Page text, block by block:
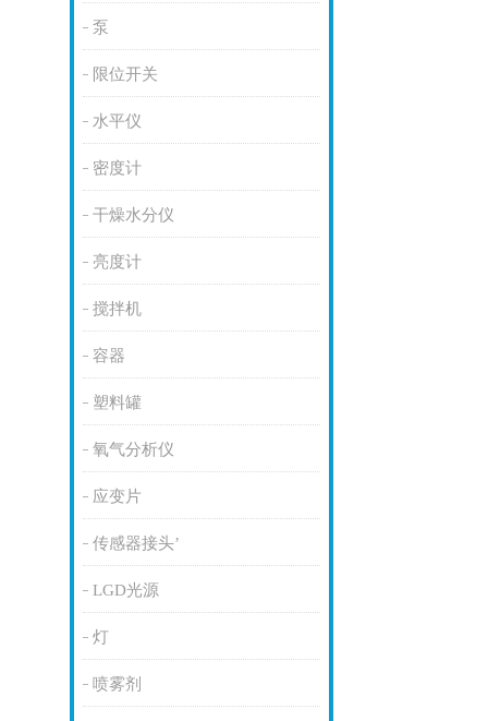
泵
限位开关
水平仪
密度计
干燥水分仪
亮度计
搅拌机
容器
塑料罐
氧气分析仪
应变片
传感器接头’
LGD光源
灯
喷雾剂